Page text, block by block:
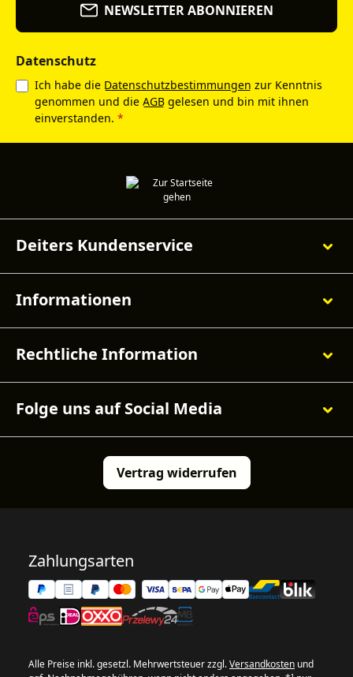
NEWSLETTER ABONNIEREN
Datenschutz
Ich habe die Datenschutzbestimmungen zur Kenntnis
genommen und die AGB gelesen und bin mit ihnen
einverstanden. *
Deiters Kundenservice
Informationen
Rechtliche Information
Folge uns auf Social Media
Vertrag widerrufen
Zahlungsarten
Alle Preise inkl. gesetzl. Mehrwertsteuer zzgl.Versandkosten und